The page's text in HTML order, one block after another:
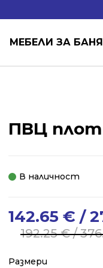
МЕБЕЛИ ЗА БАНЯ
ПВЦ плот
В наличност
192.25€/
Original
price
192.25 €
142.65 € /
Current
price
142.65 €
Размери